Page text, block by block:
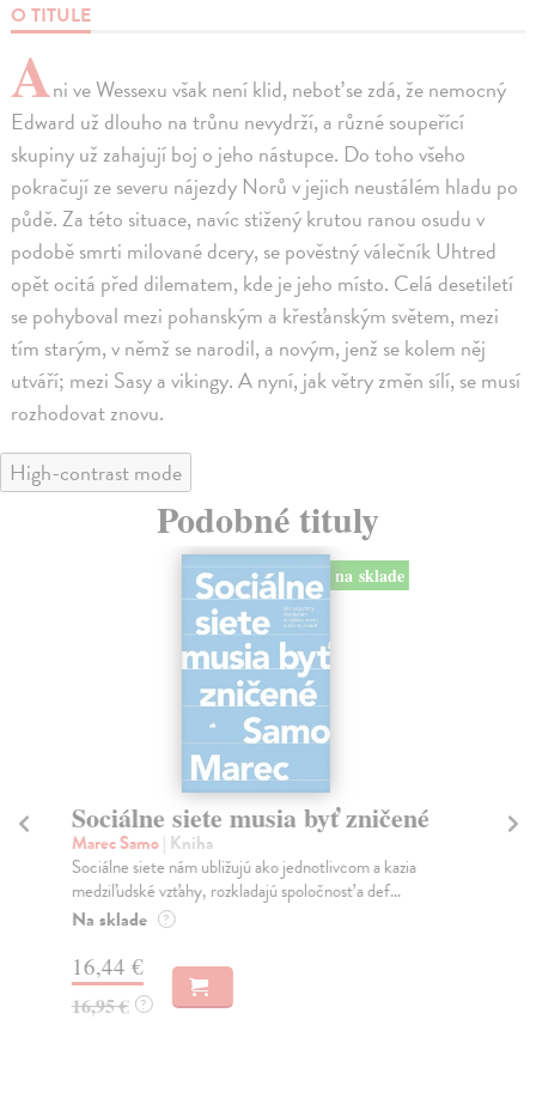
O TITULE
Ani ve Wessexu však není klid, neboť se zdá, že nemocný
Edward už dlouho na trůnu nevydrží, a různé soupeřící
skupiny už zahajují boj o jeho nástupce. Do toho všeho
pokračují ze severu nájezdy Norů v jejich neustálém hladu po
půdě. Za této situace, navíc stižený krutou ranou osudu v
podobě smrti milované dcery, se pověstný válečník Uhtred
opět ocitá před dilematem, kde je jeho místo. Celá desetiletí
se pohyboval mezi pohanským a křesťanským světem, mezi
tím starým, v němž se narodil, a novým, jenž se kolem něj
utváří; mezi Sasy a vikingy. A nyní, jak větry změn sílí, se musí
rozhodovat znovu.
High-contrast mode
Podobné tituly
na sklade
Sociálne siete musia byť zničené
Marec Samo| Kniha
Sociálne siete nám ubližujú ako jednotlivcom a kazia
medziľudské vzťahy, rozkladajú spoločnosť a def...
Na sklade ?
16,44 €
16,95 € ?